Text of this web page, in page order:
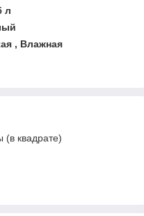
л
, Влажная
(в квадрате)